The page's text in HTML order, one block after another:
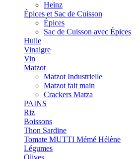
Heinz
Épices et Sac de Cuisson
Épices
Sac de Cuisson avec Épices
Huile
Vinaigre
Vin
Matzot
Matzot Industrielle
Matzot fait main
Crackers Matza
PAINS
Riz
Boissons
Thon Sardine
Tomate MUTTI Mémé Hélène
Légumes
Olives